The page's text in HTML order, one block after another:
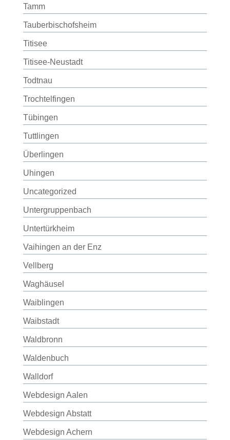
Tamm
Tauberbischofsheim
Titisee
Titisee-Neustadt
Todtnau
Trochtelfingen
Tübingen
Tuttlingen
Überlingen
Uhingen
Uncategorized
Untergruppenbach
Untertürkheim
Vaihingen an der Enz
Vellberg
Waghäusel
Waiblingen
Waibstadt
Waldbronn
Waldenbuch
Walldorf
Webdesign Aalen
Webdesign Abstatt
Webdesign Achern